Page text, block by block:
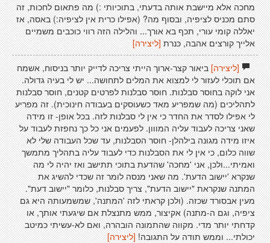
מחכה אלא מיישבת אותה בדעתי, בתוכיותי :) מה פתאום לחכות, זה
סתם מכניס לציפיה, ובסוף מה? (אפילו כרית אין לציפיה:) באסה, אז
יאללה קומי עורי, תכף בא אורך... והלילה הזה רווי כוכבים משמיים
אלייך קורצים אהבה, כּנרת[ליצירה]
[ליצירה]ביאור קצר-ארוך הייתי צריכה לדייק יותר בניסוח, אשמח
אם תוכלי לעזור לי למצוא את המלים לתחושה... יש לי בעיה גדולה.
אני לוקה בחוסר סבלנות. חוסר סבלנות לפרטים קטנים, חוסר סבלנות
לתהליכים (מה שמפריע מאד כשעוסקים בעבודה חינוכית). זה מפריע
לי אפילו לסדר את החדר כי אין לי סבלנות לזה. בכל אופן- זו מידה
שאני צריכה לעבוד עליה המווון. לפעמים אני כל כך נחפזת לעבוד על
איזו מידה מגונה בילהלן- חוסר הסבלנות, עד שכל העבודה שלי לא
שווה כלום, כי אין לי את הסבלנות כדי לעבוד עליה בתהליך מתמשך
ואמיתי...ולכן, אני 'מחכה' שהדעת בתוכי תתישב ואז יהיה לי מה
שנקרא 'יישוב הדעת'. מה שאני מנסה לומר זה שכדי להשיג את
המתנה שנקראת "יישוב הדעת", צריך סבלנות, כלומר "יישוב דעת".
מעין אבסורד שכזה. (ולכן קראתי לזה 'המתנה', שמשמעותה היא גם
ציפיה, וגם ה-מתנה) אקיצור, ממש מתנצלת אם שיגעתי אותך, או
קדחתי יותר מדי. מקווה שהתמונה הובהרה, ואם לא-עשיתי כמיטב
יכולתי... וממש תודה על התגובה! [ליצירה]